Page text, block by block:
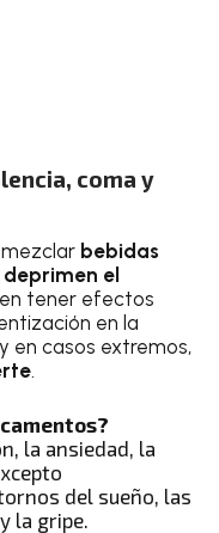
coma y
bebidas
deprimen el
tener efectos
en la
en casos extremos,
.
la ansiedad, la
del sueño, las
la gripe.